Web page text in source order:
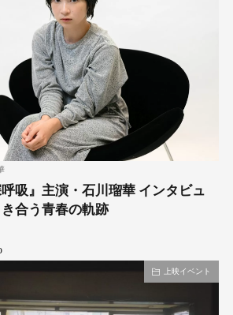
吸』主演・石川瑠華 インタビュ
合う青春の軌跡
上映イベント